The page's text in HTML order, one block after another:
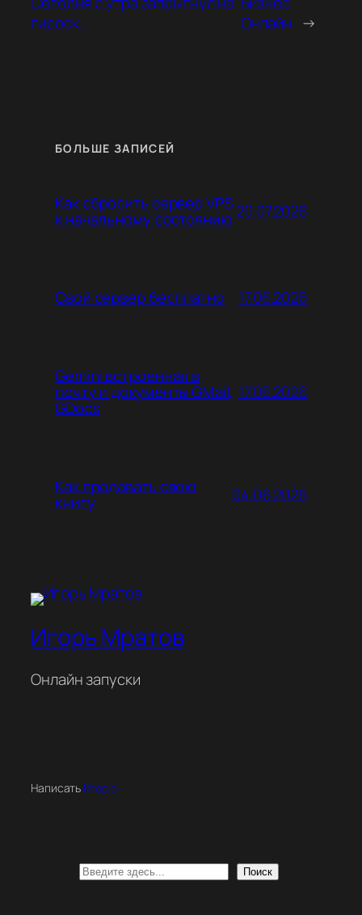
гироск…
Онлайн →
БОЛЬШЕ ЗАПИСЕЙ
Как сбросить сервер VPS
к начальному состоянию 20.07.2026
Свой сервер бесплатно 17.06.2026
Gemini встроенная в
почту и документы GMail,
GDocs
17.06.2026
Как продавать свою
книгу 04.06.2026
Игорь Мратов
Онлайн запуски
Написать Игорю
Поиск Поиск